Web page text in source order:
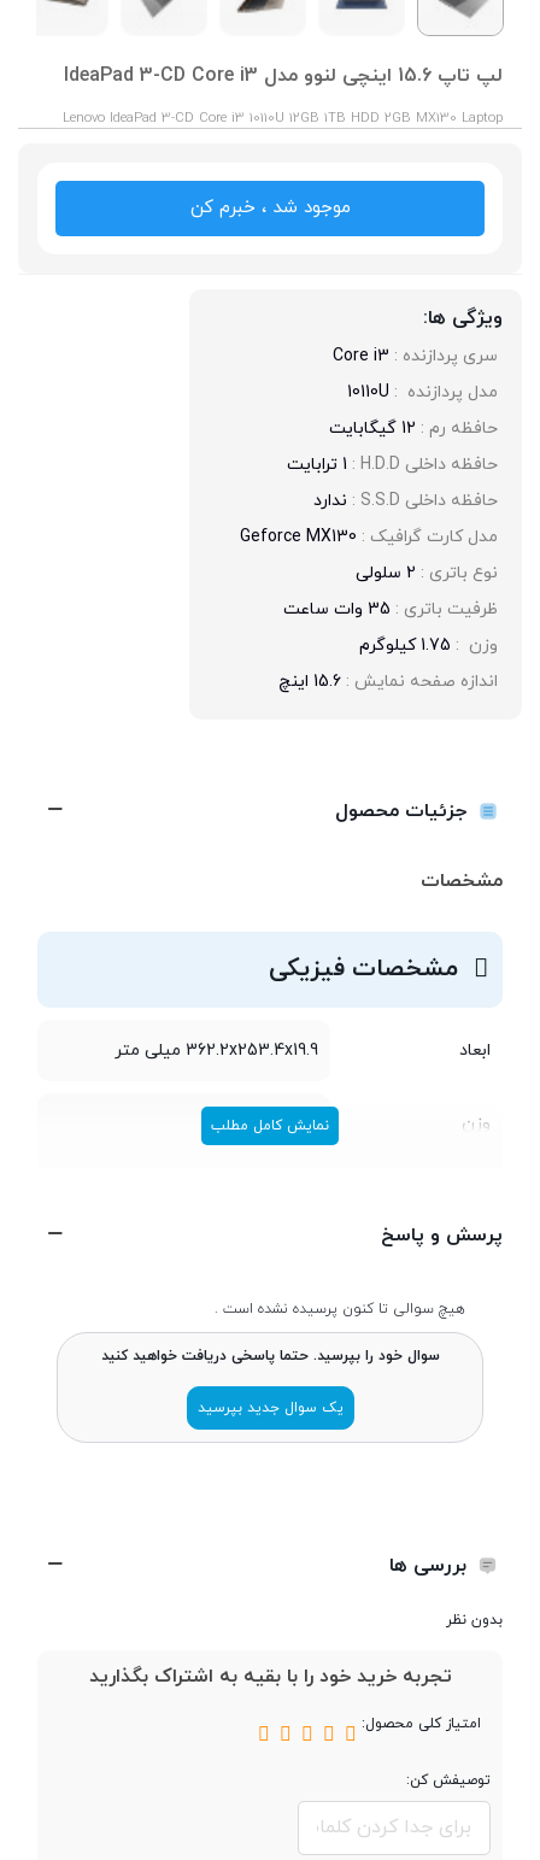
لپ تاپ 15.6 اینچی لنوو مدل IdeaPad 3-CD Core i3
Lenovo IdeaPad 3-CD Core i3 10110U 12GB 1TB HDD 2GB MX130 Laptop
موجود شد ، خبرم کن
ویژگی ها:
سری پردازنده : Core i3
مدل پردازنده  : 10110U
حافظه رم : 12 گیگابایت
حافظه داخلی H.D.D :
1 ترابایت
حافظه داخلی S.S.D :
ندارد
مدل کارت گرافیک : Geforce MX130
نوع باتری : 2 سلولی
ظرفیت باتری : 35 وات ساعت
وزن  : 1.75 کیلوگرم
اندازه صفحه نمایش : 15.6 اینچ
جزئیات محصول
مشخصات
مشخصات فیزیکی
ابعاد 362.2x253.4x19.9 میلی متر
وزن 1.75 کیلوگرم
مشخصات پردازنده
سازنده پردازنده Intel
Core i3
فرکانس پردازنده در
4.1GHz
حافظه کش
(Cache)
نمایش کامل مطلب
پرسش و پاسخ
هیچ سوالی تا کنون پرسیده نشده است .
سوال خود را بپرسید. حتما پاسخی دریافت خواهید کنید
یک سوال جدید بپرسید
بررسی ها
بدون نظر
تجربه خرید خود را با بقیه به اشتراک بگذارید
امتیاز کلی محصول:
توصیفش کن: